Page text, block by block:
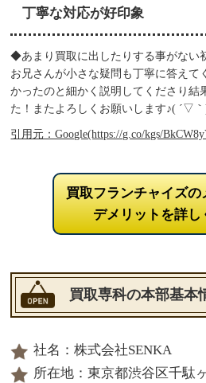
丁寧な対応が好印象
◆あまり買取に出したりする事がない
お兄さんが小さな疑問も丁寧に答えて
かったのと細かく説明してくださり結
た！またよろしくお願いします♪( ´▽
引用元：Google(https://g.co/kgs/
買取フランチャイズの
デメリットを詳し
買取専科の本部基本
社名：株式会社SENKA
所在地：東京都渋谷区千駄